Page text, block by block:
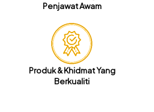
Penjawat Awam
Produk & Khidmat Yang
Berkualiti